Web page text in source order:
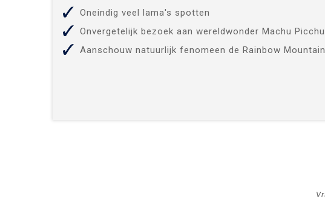
Oneindig veel lama's spotten
Onvergetelijk bezoek aan wereldwonder Machu Picchu
Aanschouw natuurlijk fenomeen de Rainbow Mountain